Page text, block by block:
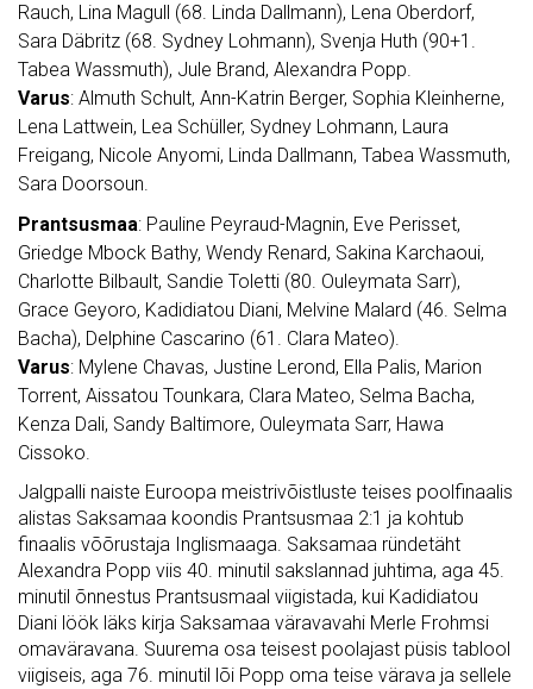
Rauch, Lina Magull (68. Linda Dallmann), Lena Oberdorf,
Sara Däbritz (68. Sydney Lohmann), Svenja Huth (90+1.
Tabea Wassmuth), Jule Brand, Alexandra Popp.
Varus: Almuth Schult, Ann-Katrin Berger, Sophia Kleinherne,
Lena Lattwein, Lea Schüller, Sydney Lohmann, Laura
Freigang, Nicole Anyomi, Linda Dallmann, Tabea Wassmuth,
Sara Doorsoun.
Prantsusmaa: Pauline Peyraud-Magnin, Eve Perisset,
Griedge Mbock Bathy, Wendy Renard, Sakina Karchaoui,
Charlotte Bilbault, Sandie Toletti (80. Ouleymata Sarr),
Grace Geyoro, Kadidiatou Diani, Melvine Malard (46. Selma
Bacha), Delphine Cascarino (61. Clara Mateo).
Varus: Mylene Chavas, Justine Lerond, Ella Palis, Marion
Torrent, Aissatou Tounkara, Clara Mateo, Selma Bacha,
Kenza Dali, Sandy Baltimore, Ouleymata Sarr, Hawa
Cissoko.
Jalgpalli naiste Euroopa meistrivõistluste teises poolfinaalis
alistas Saksamaa koondis Prantsusmaa 2:1 ja kohtub
finaalis võõrustaja Inglismaaga. Saksamaa ründetäht
Alexandra Popp viis 40. minutil sakslannad juhtima, aga 45.
minutil õnnestus Prantsusmaal viigistada, kui Kadidiatou
Diani löök läks kirja Saksamaa väravavahi Merle Frohmsi
omaväravana. Suurema osa teisest poolajast püsis tablool
viigiseis, aga 76. minutil lõi Popp oma teise värava ja sellele